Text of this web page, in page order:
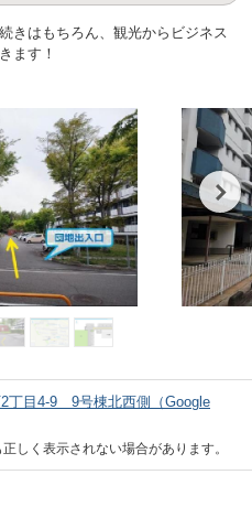
きはもちろん、観光からビジネス
ます！
丁目4-9 9号棟北西側
（Google
しく表示されない場合があります。